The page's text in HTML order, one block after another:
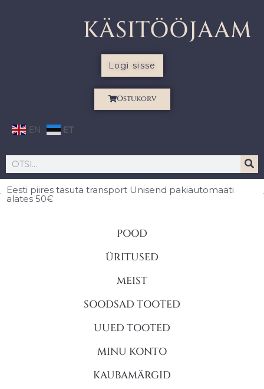
KÄSITÖÖJAAM
Logi sisse
Ostukorv
EN ET
Eesti piires tasuta transport Unisend pakiautomaati
alates 50€
POOD
ÜRITUSED
MEIST
SOODSAD TOOTED
UUED TOOTED
MINU KONTO
KAUBAMÄRGID